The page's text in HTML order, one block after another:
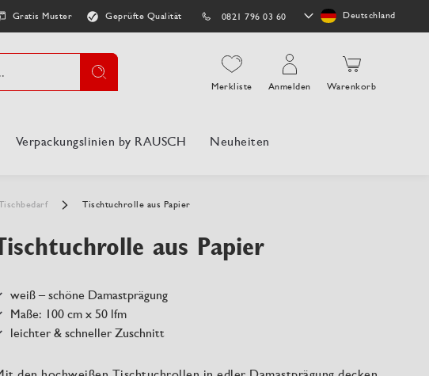
Gratis Muster Geprüfte Qualität 0821 796 03 60
Store
auswählen
Deutschland
Suche
Merkliste Anmelden Warenkorb
Verpackungslinien by RAUSCH Neuheiten
Tischtuchrolle aus Papier
aus Papier
weiß – schöne Damastprägung
Maße: 100 cm x 50 lfm
leichter & schneller Zuschnitt